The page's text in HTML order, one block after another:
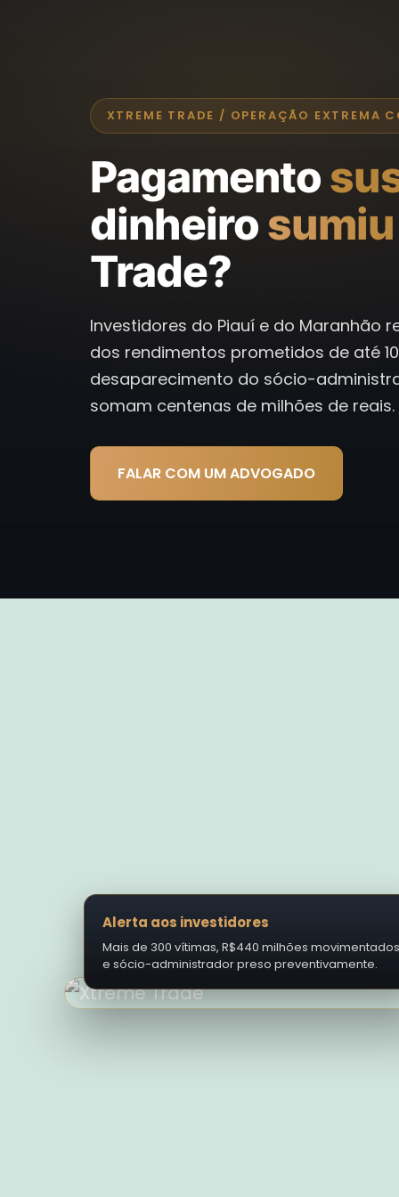
XTREME TRADE / OPERAÇÃO EXTREMA
Pagamento
dinheirosumiu
Trade?
Investidores do Piauí e do Maranhão
dos rendimentos prometidos de até
desaparecimento do sócio-
somam centenas de milhões de reais.
FALAR COM UM ADVOGADO
Alerta aos investidores
Mais de 300 vítimas, R$440 milhões movimentados
e sócio-administrador preso preventivamente.